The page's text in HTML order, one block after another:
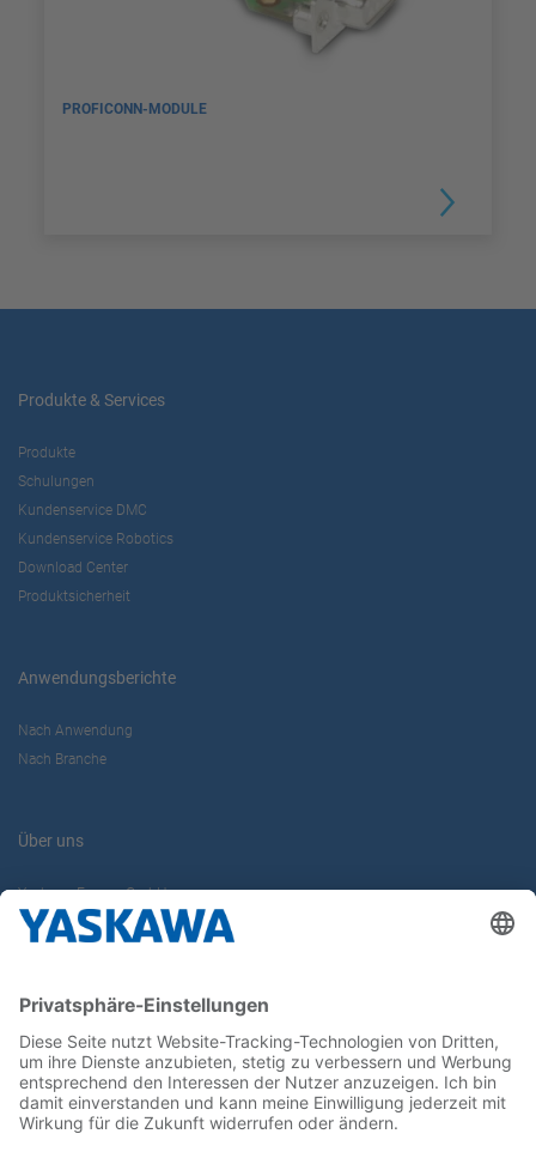
PROFICONN-MODULE
Produkte & Services
Produkte
Schulungen
Kundenservice DMC
Kundenservice Robotics
Download Center
Produktsicherheit
Anwendungsberichte
Nach Anwendung
Nach Branche
Über uns
Yaskawa Europe GmbH
Karriere
Newsletter